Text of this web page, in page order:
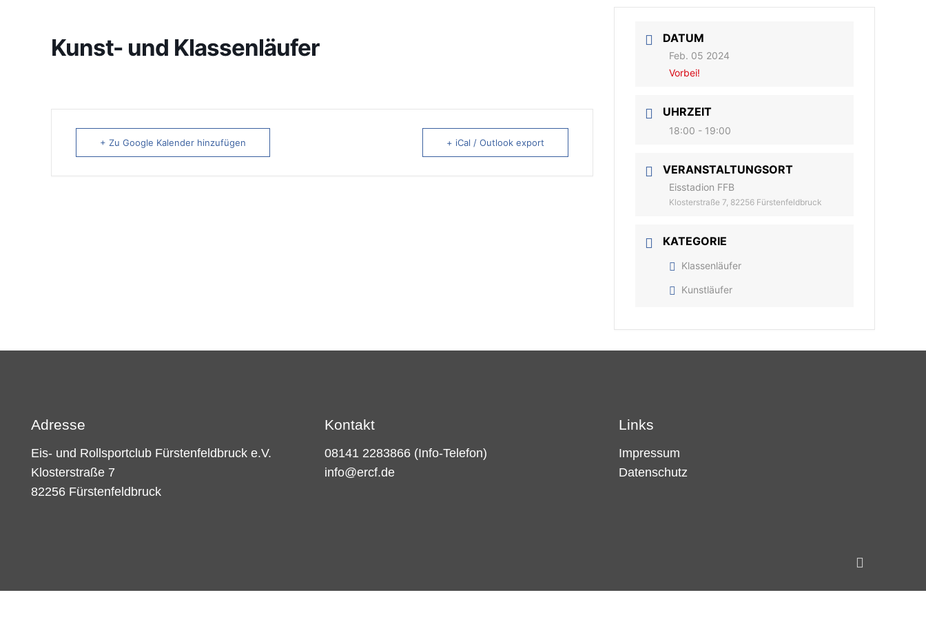
Kunst- und Klassenläufer
+ Zu Google Kalender hinzufügen + iCal / Outlook export
DATUM
Feb. 05 2024
Vorbei!
UHRZEIT
18:00 - 19:00
VERANSTALTUNGSORT
Eisstadion FFB
Klosterstraße 7, 82256 Fürstenfeldbruck
KATEGORIE
Klassenläufer
Kunstläufer
Adresse
Eis- und Rollsportclub Fürstenfeldbruck e.V.
Klosterstraße 7
82256 Fürstenfeldbruck
Kontakt
08141 2283866 (Info-Telefon)
info@ercf.de
Links
Impressum
Datenschutz